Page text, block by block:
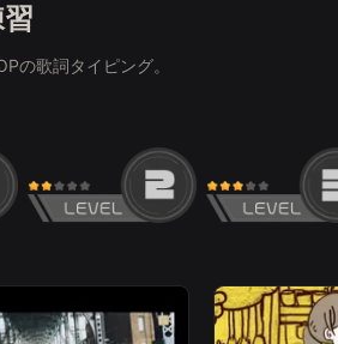
の歌詞タイピング。